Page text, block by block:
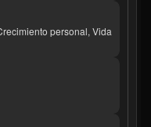
personal, Vida